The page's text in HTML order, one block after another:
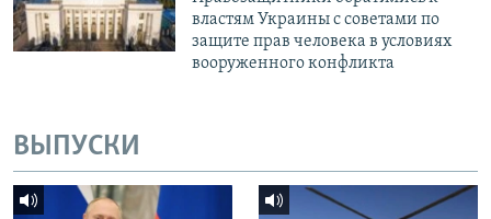
властям Украины с советами по
защите прав человека в условиях
вооруженного конфликта
ВЫПУСКИ